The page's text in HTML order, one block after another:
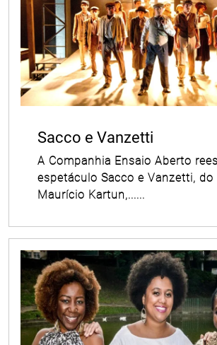
Sacco e Vanzetti
A Companhia Ensaio Aberto
espetáculo Sacco e Vanzetti,
Maurício Kartun,......